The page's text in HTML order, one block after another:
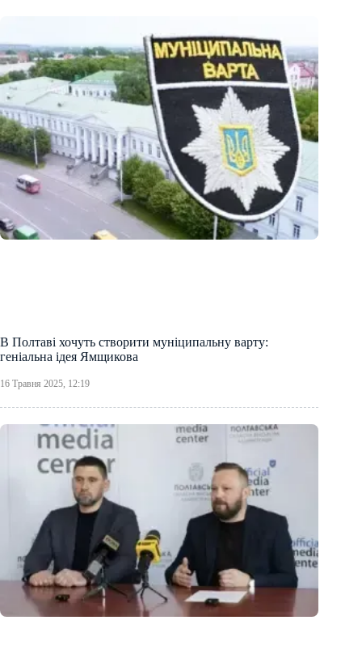
В Полтаві хочуть створити муніципальну варту:
геніальна ідея Ямщикова
16 Травня 2025, 12:19